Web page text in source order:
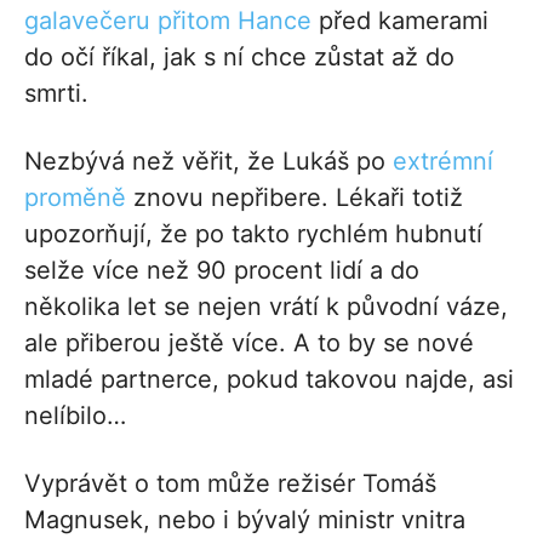
galavečeru přitom Hance před kamerami
do očí říkal, jak s ní chce zůstat až do
smrti.
Nezbývá než věřit, že Lukáš po extrémní
proměně znovu nepřibere. Lékaři totiž
upozorňují, že po takto rychlém hubnutí
selže více než 90 procent lidí a do
několika let se nejen vrátí k původní váze,
ale přiberou ještě více. A to by se nové
mladé partnerce, pokud takovou najde, asi
nelíbilo…
Vyprávět o tom může režisér Tomáš
Magnusek, nebo i bývalý ministr vnitra